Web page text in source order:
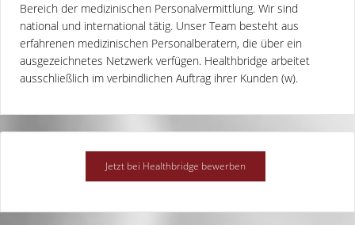
Bereich der medizinischen Personalvermittlung. Wir sind
national und international tätig. Unser Team besteht aus
erfahrenen medizinischen Personalberatern, die über ein
ausgezeichnetes Netzwerk verfügen. Healthbridge arbeitet
ausschließlich im verbindlichen Auftrag ihrer Kunden (w).